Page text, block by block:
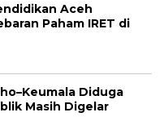
Aceh
Paham IRET di
Diduga
Masih Digelar